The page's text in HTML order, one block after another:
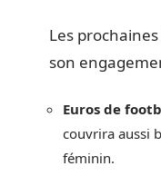
Les
son
Euros de
couvrira aussi
féminin.